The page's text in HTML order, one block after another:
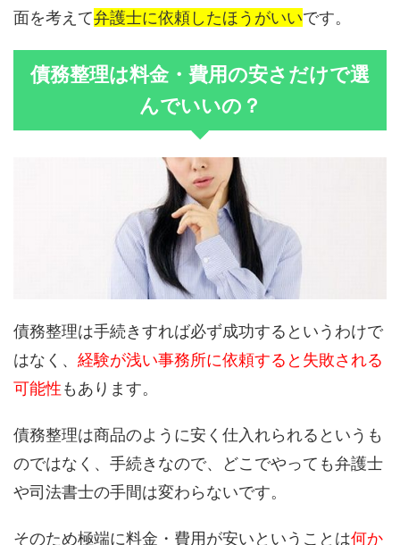
面を考えて弁護士に依頼したほうがいいです。
債務整理は料金・費用の安さだけで選
んでいいの？
債務整理は手続きすれば必ず成功するというわけで
はなく、 経験が浅い事務所に依頼すると失敗される
可能性もあります。
債務整理は商品のように安く仕入れられるというも
のではなく、手続きなので、どこでやっても弁護士
や司法書士の手間は変わらないです。
そのため極端に料金・費用が安いということは何か